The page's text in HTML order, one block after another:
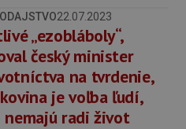
22.07.2023
„ezobláboly“,
český minister
na tvrdenie,
je voľba ľudí,
radi život